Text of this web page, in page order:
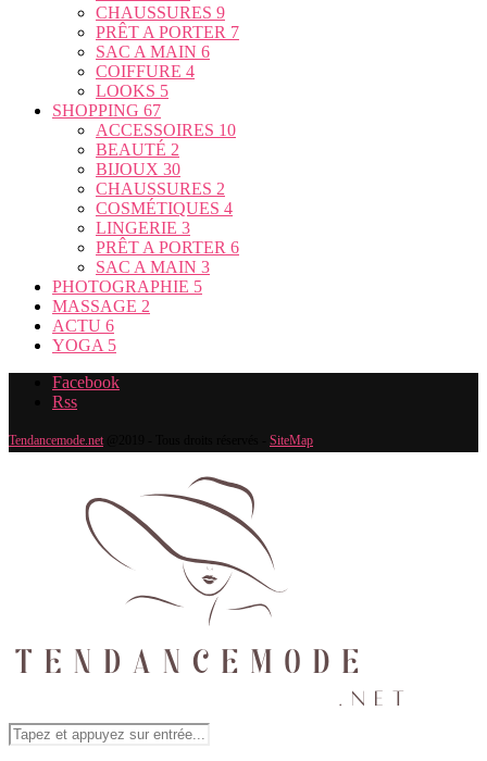
CHAUSSURES 9
PRÊT A PORTER 7
SAC A MAIN 6
COIFFURE 4
LOOKS 5
SHOPPING 67
ACCESSOIRES 10
BEAUTÉ 2
BIJOUX 30
CHAUSSURES 2
COSMÉTIQUES 4
LINGERIE 3
PRÊT A PORTER 6
SAC A MAIN 3
PHOTOGRAPHIE 5
MASSAGE 2
ACTU 6
YOGA 5
Facebook
Rss
Tendancemode.net SiteMap